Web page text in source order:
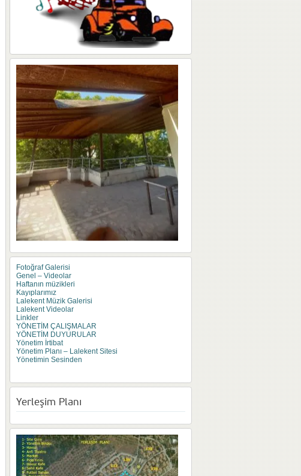
Fotoğraf Galerisi
Genel – Videolar
Haftanın müzikleri
Kayıplarımız
Lalekent Müzik Galerisi
Lalekent Videolar
Linkler
YÖNETİM ÇALIŞMALAR
YÖNETİM DUYURULAR
Yönetim İrtibat
Yönetim Planı – Lalekent Sitesi
Yönetimin Sesinden
Yerleşim Planı